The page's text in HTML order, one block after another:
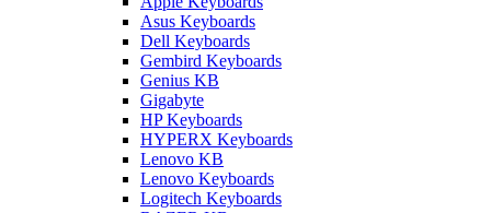
Asus Keyboards
Dell Keyboards
Gembird Keyboards
Genius KB
Gigabyte
HP Keyboards
HYPERX Keyboards
Lenovo KB
Lenovo Keyboards
Logitech Keyboards